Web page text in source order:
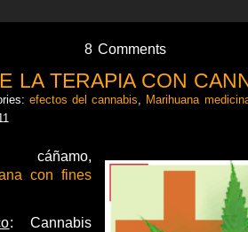
8 Comments
LA TERAPIA CON
efectos del cannabis, Marihuana
con fines
: Cannabis